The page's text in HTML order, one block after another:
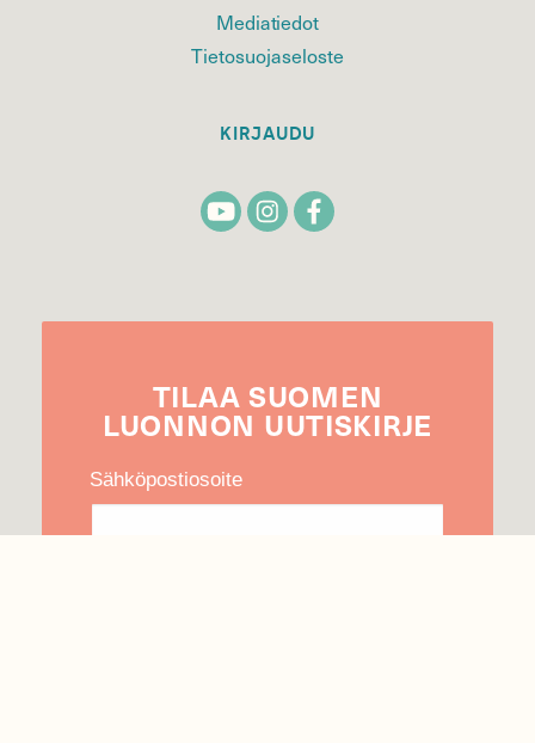
Mediatiedot
Tietosuojaseloste
KIRJAUDU
TILAA SUOMEN
LUONNON UUTIS­KIRJE
Sähköpostiosoite